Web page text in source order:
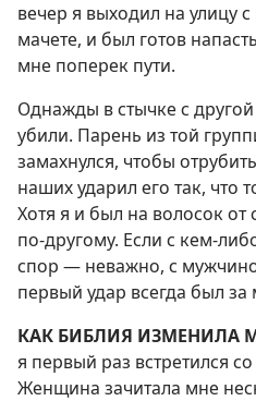
вечер я выходил на улицу
мачете, и был готов
мне поперек пути.
Однажды в стычке с
убили. Парень из той
замахнулся, чтобы
наших ударил его так, что
Хотя я и был на волосок от
по-другому. Если с кем-
спор — неважно, с
первый удар всегда был за
КАК БИБЛИЯ ИЗМЕНИЛА
я первый раз встретился
Женщина зачитала мне